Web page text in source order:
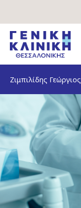
περιεχόμενο
Ζιμπιλίδης Γεώργιος